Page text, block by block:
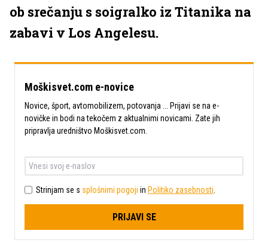
ob srečanju s soigralko iz Titanika na
zabavi v Los Angelesu.
Moškisvet.com e-novice
Novice, šport, avtomobilizem, potovanja ... Prijavi se na e-
novičke in bodi na tekočem z aktualnimi novicami. Zate jih
pripravlja uredništvo Moškisvet.com.
Strinjam se s splošnimi pogoji in Politiko zasebnosti
PRIJAVI SE